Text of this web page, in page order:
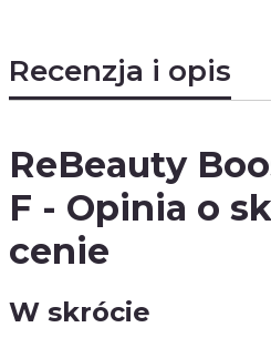
Recenzja i opis
ReBeauty
F - Opinia o
cenie
W skrócie